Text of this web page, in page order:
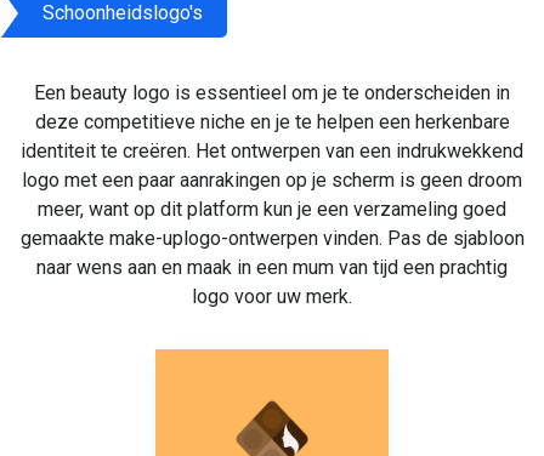
Schoonheidslogo's
Een beauty logo is essentieel om je te onderscheiden in
deze competitieve niche en je te helpen een herkenbare
identiteit te creëren. Het ontwerpen van een indrukwekkend
logo met een paar aanrakingen op je scherm is geen droom
meer, want op dit platform kun je een verzameling goed
gemaakte make-uplogo-ontwerpen vinden. Pas de sjabloon
naar wens aan en maak in een mum van tijd een prachtig
logo voor uw merk.